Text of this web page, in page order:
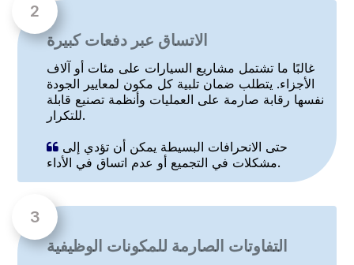
الاتساق عبر دفعات كبيرة
غالبًا ما تشتمل مشاريع السيارات على مئات أو آلاف
الأجزاء. يتطلب ضمان تلبية كل مكون لمعايير الجودة
نفسها رقابة صارمة على العمليات وأنظمة تصنيع قابلة
للتكرار.
 حتى الانحرافات البسيطة يمكن أن تؤدي إلى
مشكلات في التجميع أو عدم اتساق في الأداء.
التفاوتات الصارمة للمكونات الوظيفية